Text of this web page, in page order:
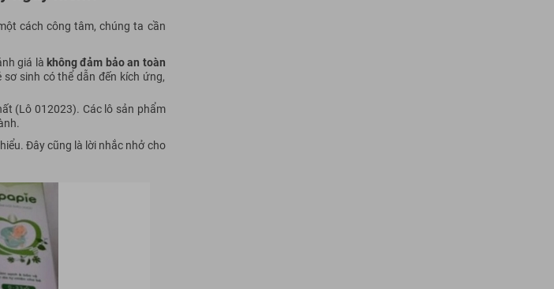
cách công tâm, chúng ta cần
giá là không đảm bảo an toàn
sinh có thể dẫn đến kích ứng,
(Lô 012023). Các lô sản phẩm
Đây cũng là lời nhắc nhở cho